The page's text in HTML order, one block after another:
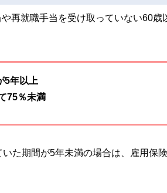
再就職手当を受け取っていない60
5年以上
75％未満
た期間が5年未満の場合は、雇用保